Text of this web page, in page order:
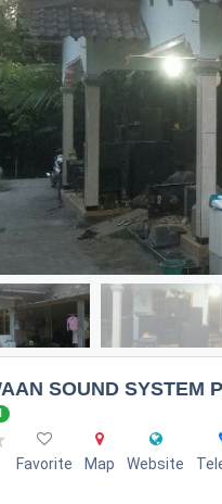
SOUND SYSTEM
Favorite Map Website